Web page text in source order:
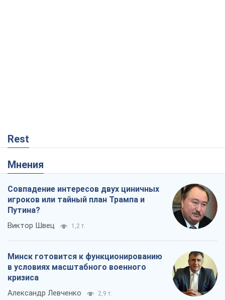
Rest
Мнения
Совпадение интересов двух циничных
игроков или тайный план Трампа и
Путина?
Виктор Швец 1,2 т.
Минск готовится к функционированию
в условиях масштабного военного
кризиса
Александр Левченко 2,9 т.